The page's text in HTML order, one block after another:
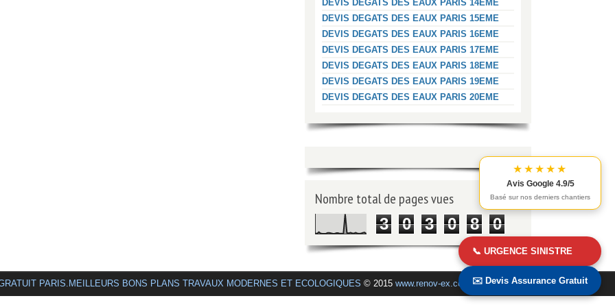
★★★★★
Avis Google 4.9/5
Basé sur nos derniers chantiers
📞 URGENCE SINISTRE
✉️ Devis Assurance Gratuit
DEVIS DEGATS DES EAUX PARIS 14EME
DEVIS DEGATS DES EAUX PARIS 15EME
DEVIS DEGATS DES EAUX PARIS 16EME
DEVIS DEGATS DES EAUX PARIS 17EME
DEVIS DEGATS DES EAUX PARIS 18EME
DEVIS DEGATS DES EAUX PARIS 19EME
DEVIS DEGATS DES EAUX PARIS 20EME
Nombre total de pages vues
3 0 3 0 8 0
PARIS.MEILLEURS BONS PLANS TRAVAUX MODERNES ET ECOLOGIQUES © 2015 www.renov-ex.com